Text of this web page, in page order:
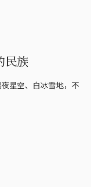
民族
星空、白冰雪地，不